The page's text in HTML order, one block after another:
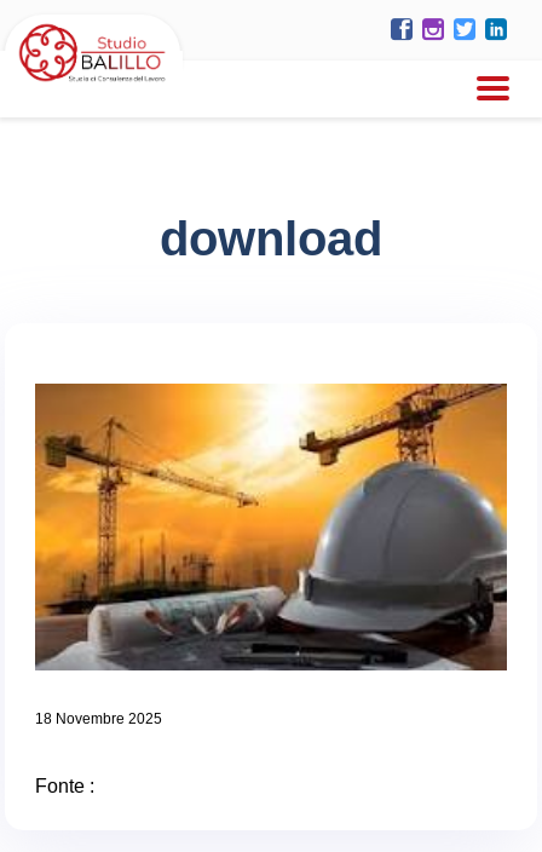
download
18 Novembre 2025
Fonte :